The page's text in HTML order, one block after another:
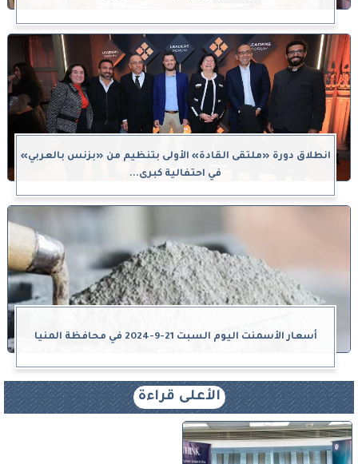
انطلاق دورة «ملتقى القادة» الأولى بتنظيم من «بزنس بالعربي»
في احتفالية كبرى...
أسعار الأسمنت اليوم السبت 21-9-2024 في محافظة المنيا
الأعلى قراءة